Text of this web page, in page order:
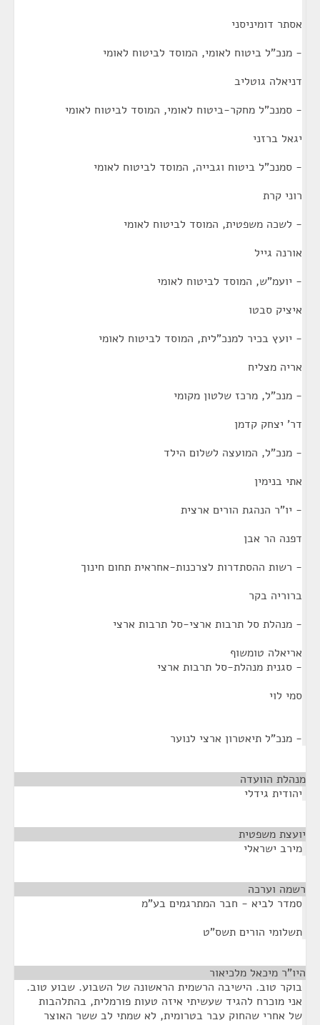
אסתר דומיניסני
- מנכ"ל ביטוח לאומי, המוסד לביטוח לאומי
דניאלה גוטליב
- סמנכ"ל מחקר-ביטוח לאומי, המוסד לביטוח לאומי
יגאל ברזני
- סמנכ"ל ביטוח וגבייה, המוסד לביטוח לאומי
רוני קרת
- לשכה משפטית, המוסד לביטוח לאומי
אורנה גייל
- יועמ"ש, המוסד לביטוח לאומי
איציק סבטו
- יועץ בכיר למנכ"לית, המוסד לביטוח לאומי
אריה מצליח
- מנכ"ל, מרכז שלטון מקומי
דר' יצחק קדמן
- מנכ"ל, המועצה לשלום הילד
אתי בנימין
- יו"ר הנהגת הורים ארצית
דפנה הר אבן
- רשות ההסתדרות לצרכנות-אחראית תחום חינוך
ברוריה בקר
- מנהלת סל תרבות ארצי-סל תרבות ארצי
אריאלה טומשוף
- סגנית מנהלת-סל תרבות ארצי
סמי לוי
- מנכ"ל תיאטרון ארצי לנוער
מנהלת הוועדה
יהודית גידלי
יועצת משפטית
מירב ישראלי
רשמה וערכה
סמדר לביא - חבר המתרגמים בע"מ
תשלומי הורים תשס"ט
היו"ר מיכאל מלכיאור
בוקר טוב. הישיבה הרשמית הראשונה של השבוע. שבוע טוב.
אני מוכרח להגיד שעשיתי איזה טעות פורמלית, בהתלהבות
של אחרי שהחוק עבר בטרומית, לא שמתי לב ששר האוצר